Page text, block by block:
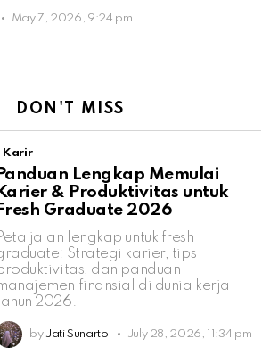
May 7, 2026, 9:24 pm
DON'T MISS
Karir
Panduan Lengkap Memulai
Karier & Produktivitas untuk
Fresh Graduate 2026
jalan lengkap untuk fresh
Strategi karier, tips
dan panduan
finansial di dunia kerja
2026.
by Jati Sunarto July 28, 2026, 11:34 pm